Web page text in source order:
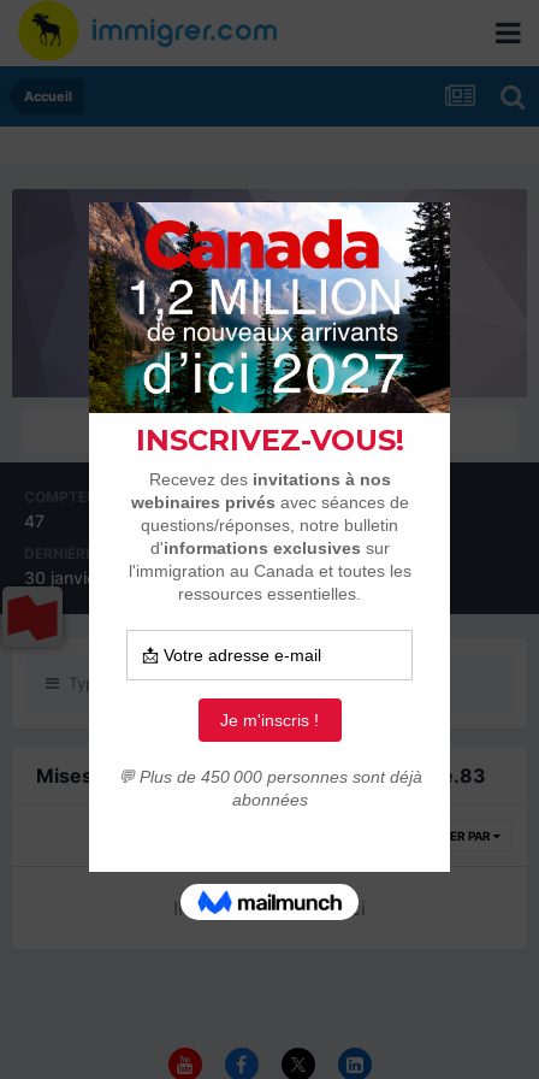
Accueil
Maxime.83
Membres
COMPTEUR DE CONTENUS
47
INSCRIPTION
28 décembre 2013
DERNIÈRE VISITE
30 janvier 2016
Type de contenu
Mises à jour de statut posté(e)s par Maxime.83
TRIER PAR
Il n’y a encore rien ici